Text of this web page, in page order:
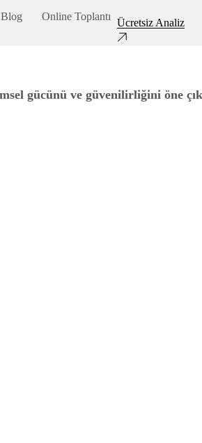
Blog Online Toplantı
Ücretsiz Analiz
gücünü ve güvenilirliğini öne